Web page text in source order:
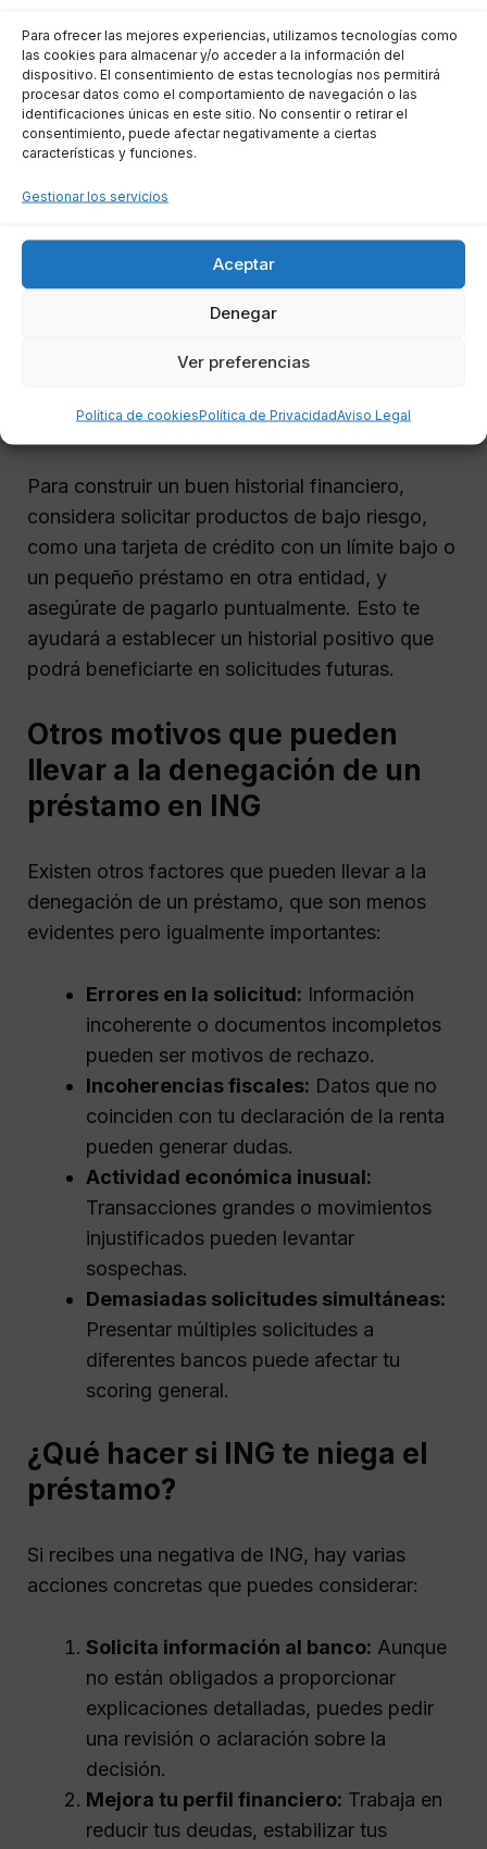
Para ofrecer las mejores experiencias, utilizamos tecnologías como
las cookies para almacenar y/o acceder a la información del
dispositivo. El consentimiento de estas tecnologías nos permitirá
procesar datos como el comportamiento de navegación o las
identificaciones únicas en este sitio. No consentir o retirar el
consentimiento, puede afectar negativamente a ciertas
características y funciones.
Gestionar los servicios
Aceptar
Denegar
Ver preferencias
Política de cookiesPolítica de PrivacidadAviso Legal
cancelaciones anticipadas de préstamos, esto
puede perjudicar tu solicitud.
Pore otro lado, carecer de historial crediticio
personas jóvenes o aquellas que nunca han
tenido productos financieros enfrentan
dificultades porque el banco no tiene
suficientes referencias para evaluar su
financiero sólido
Para construir un buen historial financiero,
considera solicitar productos de bajo riesgo,
como una tarjeta de crédito con un límite bajo o
un pequeño préstamo en otra entidad, y
asegúrate de pagarlo puntualmente. Esto te
ayudará a establecer un historial positivo que
podrá beneficiarte en solicitudes futuras.
Otros motivos que pueden
llevar a la denegación de un
préstamo en ING
Existen otros factores que pueden llevar a la
denegación de un préstamo, que son menos
evidentes pero igualmente importantes:
Errores en la solicitud: Información
incoherente o documentos incompletos
pueden ser motivos de rechazo.
Incoherencias fiscales: Datos que no
coinciden con tu declaración de la renta
pueden generar dudas.
Actividad económica inusual:
Transacciones grandes o movimientos
injustificados pueden levantar
sospechas.
Demasiadas solicitudes simultáneas:
Presentar múltiples solicitudes a
diferentes bancos puede afectar tu
scoring general.
¿Qué hacer si ING te niega el
préstamo?
Si recibes una negativa de ING, hay varias
acciones concretas que puedes considerar:
Solicita información al banco: Aunque
no están obligados a proporcionar
explicaciones detalladas, puedes pedir
una revisión o aclaración sobre la
decisión.
Mejora tu perfil financiero: Trabaja en
reducir tus deudas, estabilizar tus